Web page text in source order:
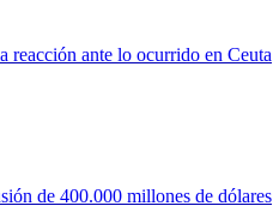
reacción ante lo ocurrido en Ceuta
de 400.000 millones de dólares